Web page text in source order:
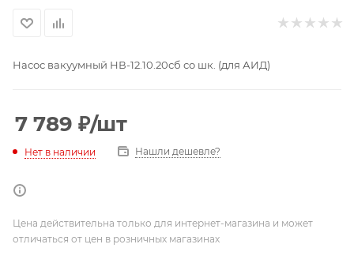
Насос вакуумный НВ-12.10.20сб со шк. (для АИД)
7 789 ₽/шт
Нет в наличии Нашли дешевле?
Цена действительна только для интернет-магазина и может
отличаться от цен в розничных магазинах